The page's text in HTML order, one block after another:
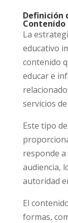
Definición
Contenido
La
educativo
contenido
educar e
servicios
Este tipo
responde
audiencia,
autoridad
El
formas,